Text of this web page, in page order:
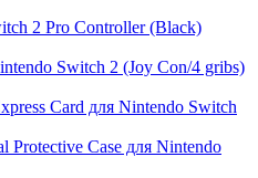
2 Pro Controller (Black)
Switch 2 (Joy Con/4 gribs)
Card для Nintendo Switch
Protective Case для Nintendo